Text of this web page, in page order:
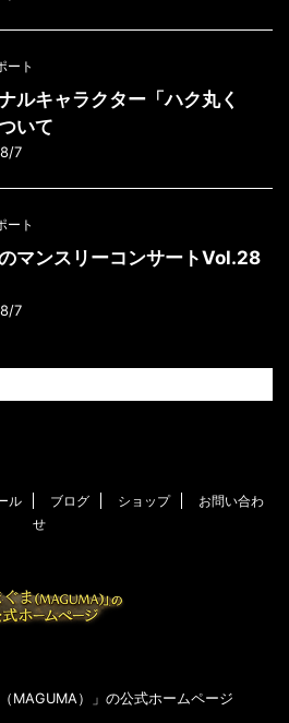
ート
ルキャラクター「ハク丸く
いて
7
ート
マンスリーコンサートVol.28
7
ル ブログ ショップ
お問い合わ
せ
MAGUMA）」の公式ホームページ